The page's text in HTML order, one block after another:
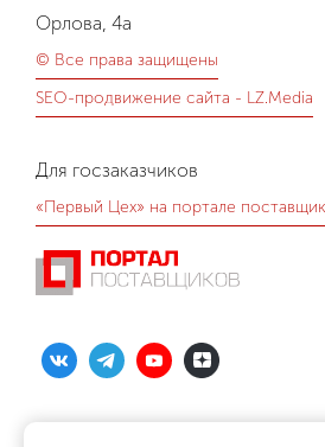
Орлова, 4а
© Все права защищены
SEO-продвижение сайта - LZ.Media
Для госзаказчиков
«Первый Цех» на портале